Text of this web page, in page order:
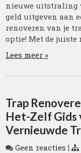
nieuwe uitstraling
geld uitgeven aan
renoveren van je
optie! Met de juiste
Lees meer »
Trap
Het-Zelf Gids
Vernieuwde
Geen reacties |